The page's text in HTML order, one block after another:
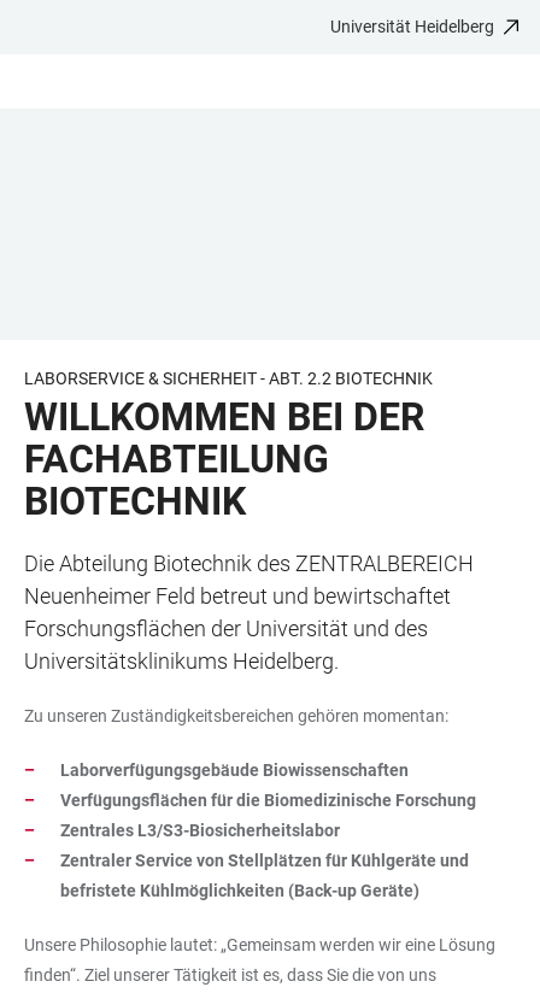
Universität Heidelberg
LABORSERVICE & SICHERHEIT - ABT. 2.2 BIOTECHNIK
WILLKOMMEN BEI DER
FACHABTEILUNG
BIOTECHNIK
Die Abteilung Biotechnik des ZENTRALBEREICH
Neuenheimer Feld betreut und bewirtschaftet
Forschungsflächen der Universität und des
Universitätsklinikums Heidelberg.
Zu unseren Zuständigkeitsbereichen gehören momentan:
Laborverfügungsgebäude Biowissenschaften
Verfügungsflächen für die Biomedizinische Forschung
Zentrales L3/S3-Biosicherheitslabor
Zentraler Service von Stellplätzen für Kühlgeräte und
befristete Kühlmöglichkeiten (Back-up Geräte)
Unsere Philosophie lautet: „Gemeinsam werden wir eine Lösung
finden“. Ziel unserer Tätigkeit ist es, dass Sie die von uns